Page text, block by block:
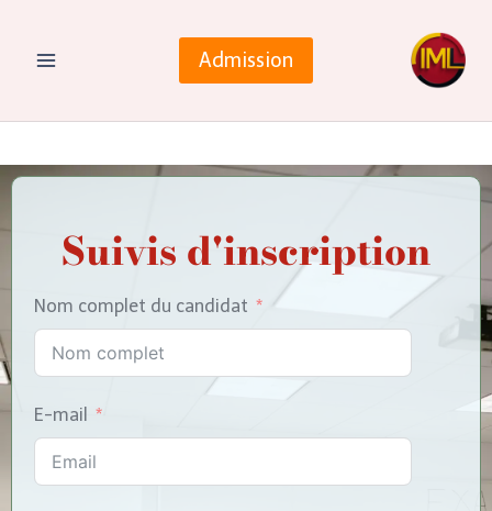
Admission
Suivis d'inscription
Nom complet du candidat
E-mail